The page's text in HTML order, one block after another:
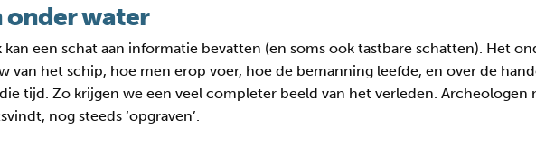
onder water
kan een schat aan informatie bevatten (en soms ook tastbare schatten). Het
van het schip, hoe men erop voer, hoe de bemanning leefde, en over de
tijd. Zo krijgen we een veel completer beeld van het verleden.
nog steeds ‘opgraven’.